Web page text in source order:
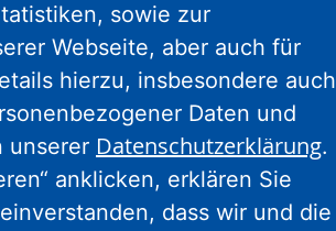
sowie zur
Webseite, aber auch für
hierzu, insbesondere auch
Daten und
unserer Datenschutzerklärung.
anklicken, erklären Sie
dass wir und die